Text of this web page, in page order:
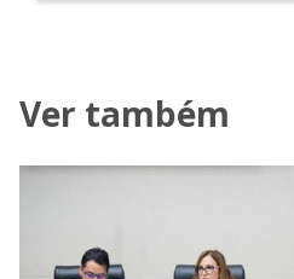
Ver também